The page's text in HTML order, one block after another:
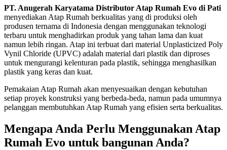
PT. Anugerah Karyatama Distributor Atap Rumah Evo di Pati
menyediakan Atap Rumah berkualitas yang di produksi oleh
produsen ternama di Indonesia dengan menggunakan teknologi
terbaru untuk menghadirkan produk yang tahan lama dan kuat
namun lebih ringan. Atap ini terbuat dari material Unplasticized Poly
Vynil Chloride (UPVC) adalah material dari plastik dan diproses
untuk mengurangi kelenturan pada plastik, sehingga menghasilkan
plastik yang keras dan kuat.
Pemakaian Atap Rumah akan menyesuaikan dengan kebutuhan
setiap proyek konstruksi yang berbeda-beda, namun pada umumnya
pelanggan membutuhkan Atap Rumah yang efisien serta berkualitas.
Mengapa Anda Perlu Menggunakan Atap
Rumah Evo untuk bangunan Anda?